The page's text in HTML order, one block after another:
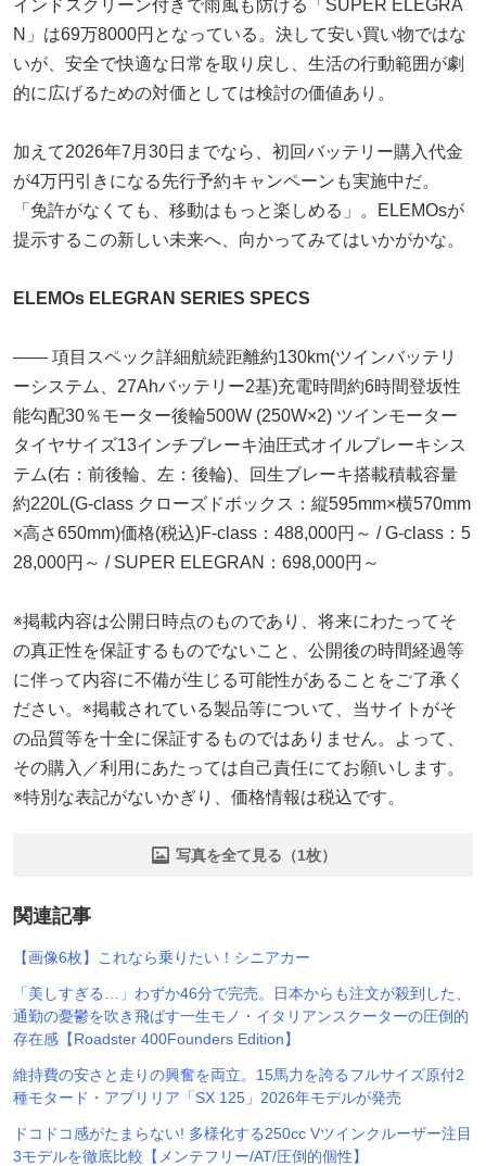
インドスクリーン付きで雨風も防げる「SUPER ELEGRA
N」は69万8000円となっている。決して安い買い物ではな
いが、安全で快適な日常を取り戻し、生活の行動範囲が劇
的に広げるための対価としては検討の価値あり。
加えて2026年7月30日までなら、初回バッテリー購入代金
が4万円引きになる先行予約キャンペーンも実施中だ。
「免許がなくても、移動はもっと楽しめる」。ELEMOsが
提示するこの新しい未来へ、向かってみてはいかがかな。
ELEMOs ELEGRAN SERIES SPECS
―― 項目スペック詳細航続距離約130km(ツインバッテリ
ーシステム、27Ahバッテリー2基)充電時間約6時間登坂性
能勾配30％モーター後輪500W (250W×2) ツインモーター
タイヤサイズ13インチブレーキ油圧式オイルブレーキシス
テム(右：前後輪、左：後輪)、回生ブレーキ搭載積載容量
約220L(G-class クローズドボックス：縦595mm×横570mm
×高さ650mm)価格(税込)F-class：488,000円～ / G-class：5
28,000円～ / SUPER ELEGRAN：698,000円～
※掲載内容は公開日時点のものであり、将来にわたってそ
の真正性を保証するものでないこと、公開後の時間経過等
に伴って内容に不備が生じる可能性があることをご了承く
ださい。※掲載されている製品等について、当サイトがそ
の品質等を十全に保証するものではありません。よって、
その購入／利用にあたっては自己責任にてお願いします。
※特別な表記がないかぎり、価格情報は税込です。
写真を全て見る（1枚）
関連記事
【画像6枚】これなら乗りたい！シニアカー
「美しすぎる…」わずか46分で完売。日本からも注文が殺到した、
通勤の憂鬱を吹き飛ばす一生モノ・イタリアンスクーターの圧倒的
存在感【Roadster 400Founders Edition】
維持費の安さと走りの興奮を両立。15馬力を誇るフルサイズ原付2
種モタード・アプリリア「SX 125」2026年モデルが発売
ドコドコ感がたまらない! 多様化する250cc Vツインクルーザー注目
3モデルを徹底比較【メンテフリー/AT/圧倒的個性】